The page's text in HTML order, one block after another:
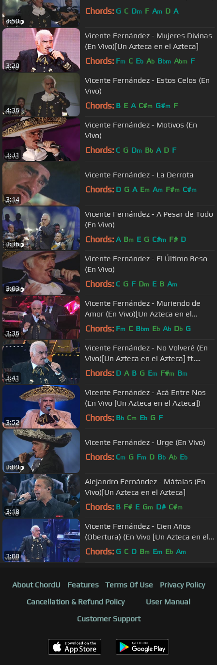
4:50
Chords: G C Dm F Am D A
3:20
Vicente Fernández - Mujeres Divinas
(En Vivo)[Un Azteca en el Azteca]
Chords: Fm C Eb Ab Bbm Abm F
4:36
Vicente Fernández - Estos Celos (En
Vivo)
Chords: B E A C#m G#m F
3:31
Vicente Fernández - Motivos (En
Vivo)
Chords: C G Dm Bb A D F
3:14
Vicente Fernández - La Derrota
Chords: D G A Em Am F#m C#m
3:36
Vicente Fernández - A Pesar de Todo
(En Vivo)
Chords: A Bm E G C#m F# D
3:03
Vicente Fernández - El Último Beso
(En Vivo)
Chords: C G F Dm E B Am
3:36
Vicente Fernández - Muriendo de
Amor (En Vivo)[Un Azteca en el
Azteca][Versión Editada]
Chords: Fm C Bbm Eb Ab Db G
3:41
Vicente Fernández - No Volveré (En
Vivo)[Un Azteca en el Azteca] ft.
Alejandro Fernández
Chords: D A B G Em F#m Bm
3:52
Vicente Fernández - Acá Entre Nos
(En Vivo [Un Azteca en el Azteca])
Chords: Bb Cm Eb G F
3:09
Vicente Fernández - Urge (En Vivo)
Chords: Cm G Fm D Bb Ab Eb
3:18
Alejandro Fernández - Mátalas (En
Vivo)[Un Azteca en el Azteca]
Chords: B F# E Gm D# C#m
3:00
Vicente Fernández - Cien Años
(Obertura) (En Vivo [Un Azteca en el
Azteca])
Chords: G C D Bm Em Eb Am
About ChordU Features Terms Of Use
Privacy Policy
Cancellation & Refund Policy
User Manual
Customer Support